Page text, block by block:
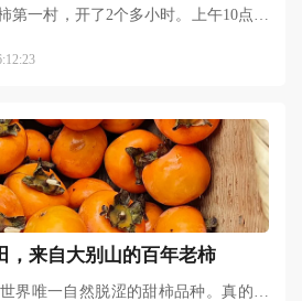
第一村，开了2个多小时。上午10点半
，来自大别山的百年老柿
界唯一自然脱涩的甜柿品种。真的太